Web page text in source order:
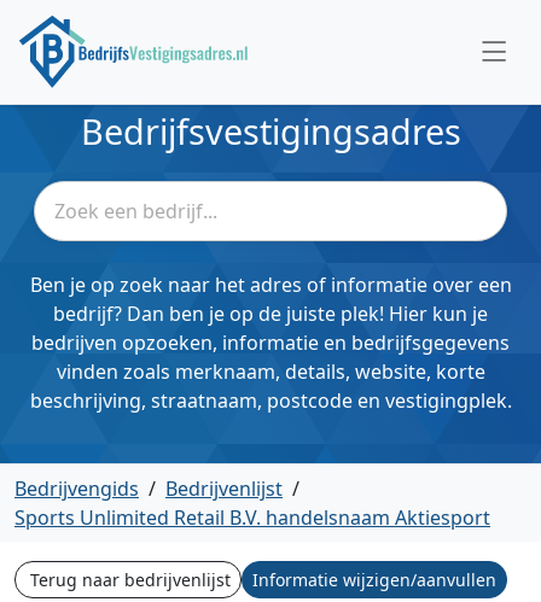
Bedrijfsvestigingsadres
Ben je op zoek naar het adres of informatie over een
bedrijf? Dan ben je op de juiste plek! Hier kun je
bedrijven opzoeken, informatie en bedrijfsgegevens
vinden zoals merknaam, details, website, korte
beschrijving, straatnaam, postcode en vestigingplek.
Bedrijvengids / Bedrijvenlijst /
Sports Unlimited Retail B.V. handelsnaam Aktiesport
Terug naar bedrijvenlijst Informatie wijzigen/aanvullen